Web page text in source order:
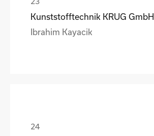
Kunststofftechnik KRUG GmbH
Ibrahim Kayacik